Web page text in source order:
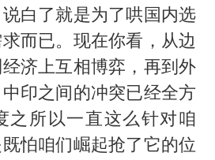
白了就是为了哄国内选
而已。现在你看，从边
济上互相博弈，再到外
印之间的冲突已经全方
之所以一直这么针对咱
怕咱们崛起抢了它的位